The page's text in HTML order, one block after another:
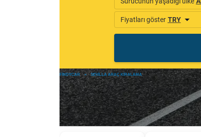
FINDYCAR » SEVILLA ARAÇ KIRALAMA